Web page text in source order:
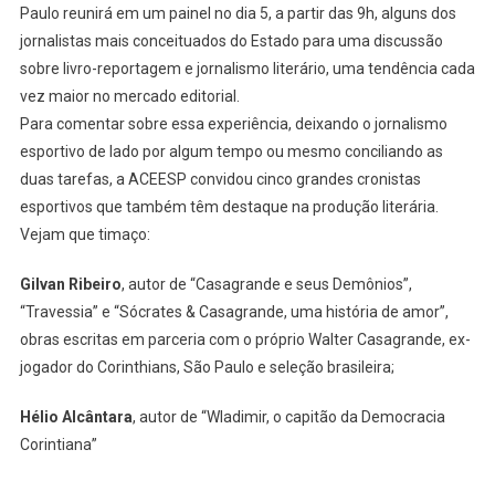
Paulo reunirá em um painel no dia 5, a partir das 9h, alguns dos
jornalistas mais conceituados do Estado para uma discussão
sobre livro-reportagem e jornalismo literário, uma tendência cada
vez maior no mercado editorial.
Para comentar sobre essa experiência, deixando o jornalismo
esportivo de lado por algum tempo ou mesmo conciliando as
duas tarefas, a ACEESP convidou cinco grandes cronistas
esportivos que também têm destaque na produção literária.
Vejam que timaço:
Gilvan Ribeiro, autor de “Casagrande e seus Demônios”,
“Travessia” e “Sócrates & Casagrande, uma história de amor”,
obras escritas em parceria com o próprio Walter Casagrande, ex-
jogador do Corinthians, São Paulo e seleção brasileira;
Hélio Alcântara, autor de “Wladimir, o capitão da Democracia
Corintiana”